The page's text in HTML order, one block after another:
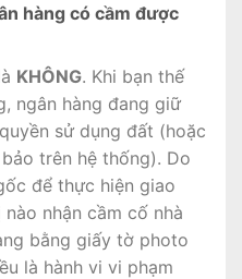
hàng có cầm được
KHÔNG. Khi bạn thế
ngân hàng đang giữ
sử dụng đất (hoặc
trên hệ thống). Do
để thực hiện giao
nhận cầm cố nhà
bằng giấy tờ photo
là hành vi vi phạm